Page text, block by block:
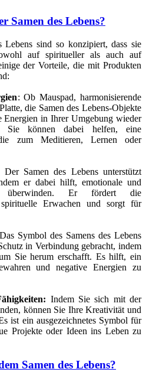
Samen des Lebens?
sind so konzipiert, dass sie
auf spiritueller als auch auf
der Vorteile, die mit Produkten
: Ob Mauspad, harmonisierende
die Samen des Lebens-Objekte
Energien in Ihrer Umgebung wieder
Sie können dabei helfen, eine
zum Meditieren, Lernen oder
Der Samen des Lebens unterstützt
er dabei hilft, emotionale und
überwinden. Er fördert die
spirituelle Erwachen und sorgt für
Das Symbol des Samens des Lebens
in Verbindung gebracht, indem
Sie herum erschafft. Es hilft, ein
und negative Energien zu
Indem Sie sich mit der
können Sie Ihre Kreativität und
ist ein ausgezeichnetes Symbol für
Projekte oder Ideen ins Leben zu
Samen des Lebens?